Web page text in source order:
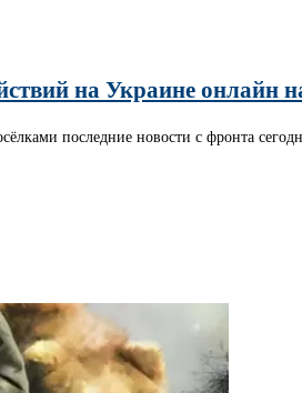
на Украине онлайн
последние новости с фронта